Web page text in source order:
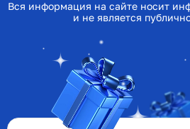
Вся информация на сайте носит
и не является